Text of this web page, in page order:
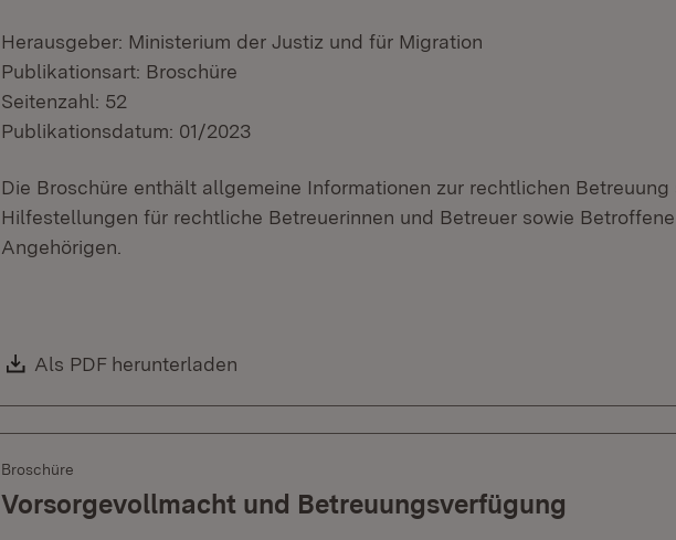
Herausgeber: Ministerium der Justiz und für Migration
Publikationsart: Broschüre
Seitenzahl: 52
Publikationsdatum: 01/2023
Die Broschüre enthält allgemeine Informationen zur rechtlichen Betreuung
Hilfestellungen für rechtliche Betreuerinnen und Betreuer sowie
Angehörigen.
Download:
Als PDF herunterladen
Broschüre
Vorsorgevollmacht und Betreuungsverfügung